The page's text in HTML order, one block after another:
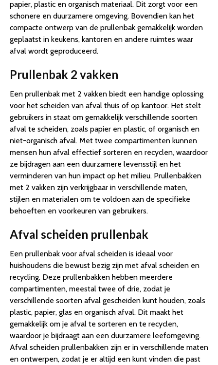
papier, plastic en organisch materiaal. Dit zorgt voor een
schonere en duurzamere omgeving. Bovendien kan het
compacte ontwerp van de prullenbak gemakkelijk worden
geplaatst in keukens, kantoren en andere ruimtes waar
afval wordt geproduceerd.
Prullenbak 2 vakken
Een prullenbak met 2 vakken biedt een handige oplossing
voor het scheiden van afval thuis of op kantoor. Het stelt
gebruikers in staat om gemakkelijk verschillende soorten
afval te scheiden, zoals papier en plastic, of organisch en
niet-organisch afval. Met twee compartimenten kunnen
mensen hun afval effectief sorteren en recyclen, waardoor
ze bijdragen aan een duurzamere levensstijl en het
verminderen van hun impact op het milieu. Prullenbakken
met 2 vakken zijn verkrijgbaar in verschillende maten,
stijlen en materialen om te voldoen aan de specifieke
behoeften en voorkeuren van gebruikers.
Afval scheiden prullenbak
Een prullenbak voor afval scheiden is ideaal voor
huishoudens die bewust bezig zijn met afval scheiden en
recycling. Deze prullenbakken hebben meerdere
compartimenten, meestal twee of drie, zodat je
verschillende soorten afval gescheiden kunt houden, zoals
plastic, papier, glas en organisch afval. Dit maakt het
gemakkelijk om je afval te sorteren en te recyclen,
waardoor je bijdraagt aan een duurzamere leefomgeving.
Afval scheiden prullenbakken zijn er in verschillende maten
en ontwerpen, zodat je er altijd een kunt vinden die past